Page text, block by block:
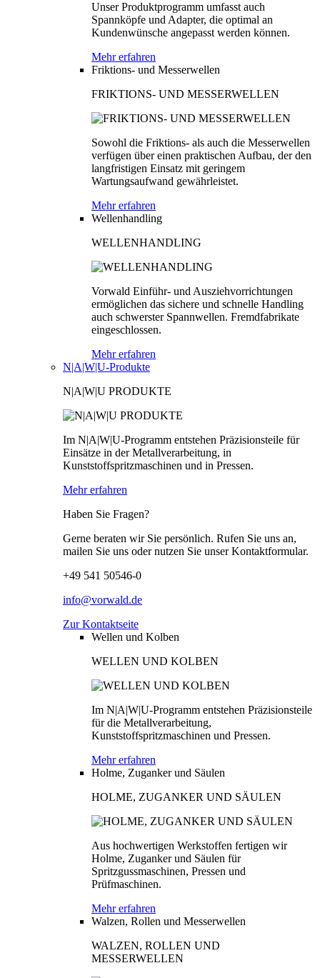
Unser Produktprogramm umfasst auch
Spannköpfe und Adapter, die optimal an
Kundenwünsche angepasst werden können.
Mehr erfahren
Friktions- und Messerwellen
FRIKTIONS- UND MESSERWELLEN
Sowohl die Friktions- als auch die Messerwellen
verfügen über einen praktischen Aufbau, der den
langfristigen Einsatz mit geringem
Wartungsaufwand gewährleistet.
Mehr erfahren
Wellenhandling
WELLENHANDLING
Vorwald Einführ- und Ausziehvorrichtungen
ermöglichen das sichere und schnelle Handling
auch schwerster Spannwellen. Fremdfabrikate
eingeschlossen.
Mehr erfahren
N|A|W|U-Produkte
N|A|W|U PRODUKTE
Im N|A|W|U-Programm entstehen Präzisionsteile für
Einsätze in der Metallverarbeitung, in
Kunststoffspritzmaschinen und in Pressen.
Mehr erfahren
Haben Sie Fragen?
Gerne beraten wir Sie persönlich. Rufen Sie uns an,
mailen Sie uns oder nutzen Sie unser Kontaktformular.
+49 541 50546-0
info@vorwald.de
Zur Kontaktseite
Wellen und Kolben
WELLEN UND KOLBEN
Im N|A|W|U-Programm entstehen Präzisionsteile
für die Metallverarbeitung,
Kunststoffspritzmaschinen und Pressen.
Mehr erfahren
Holme, Zuganker und Säulen
HOLME, ZUGANKER UND SÄULEN
Aus hochwertigen Werkstoffen fertigen wir
Holme, Zuganker und Säulen für
Spritzgussmaschinen, Pressen und
Prüfmaschinen.
Mehr erfahren
Walzen, Rollen und Messerwellen
WALZEN, ROLLEN UND
MESSERWELLEN